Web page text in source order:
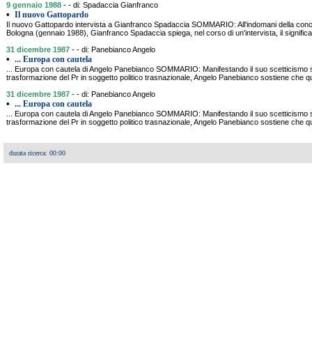
9 gennaio 1988 - - di: Spadaccia Gianfranco
• Il nuovo Gattopardo
Il nuovo Gattopardo intervista a Gianfranco Spadaccia SOMMARIO: All'indomani della
Bologna (gennaio 1988), Gianfranco Spadaccia spiega, nel corso di un'intervista, il
31 dicembre 1987 - - di: Panebianco Angelo
• ... Europa con cautela
... Europa con cautela di Angelo Panebianco SOMMARIO: Manifestando il suo scetticismo
trasformazione del Pr in soggetto politico trasnazionale, Angelo Panebianco sostiene che
31 dicembre 1987 - - di: Panebianco Angelo
• ... Europa con cautela
... Europa con cautela di Angelo Panebianco SOMMARIO: Manifestando il suo scetticismo
trasformazione del Pr in soggetto politico trasnazionale, Angelo Panebianco sostiene che
durata ricerca: 00:00